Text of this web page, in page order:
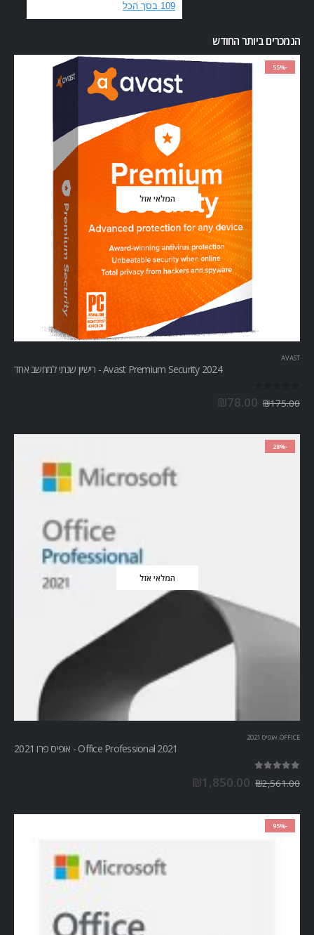
הנמכרים ביותר החודש
-55%
המלאי אזל
AVAST
Avast Premium Security 2024 - רישיון שנתי למחשב אחד
₪175.00
₪78.00
-28%
המלאי אזל
OFFICE
, אופיס 2021
Office Professional 2021 - אופיס פרו 2021
₪2,561.00
₪1,850.00
-95%